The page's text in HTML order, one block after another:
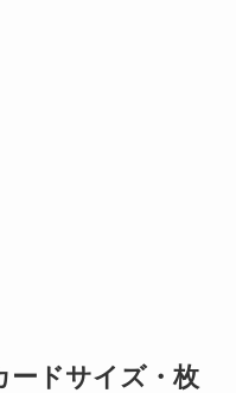
ードサイズ・枚